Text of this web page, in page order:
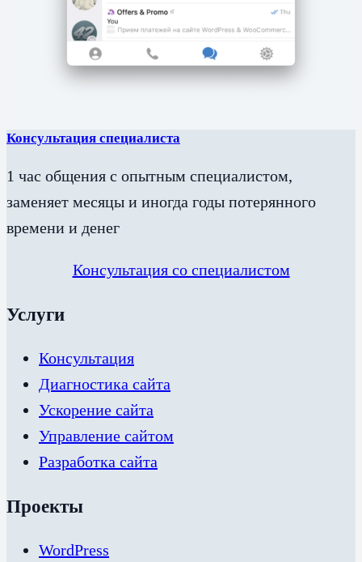
Консультация специалиста
1 час общения с опытным специалистом,
заменяет месяцы и иногда годы потерянного
времени и денег
Консультация со специалистом
Услуги
Консультация
Диагностика сайта
Ускорение сайта
Управление сайтом
Разработка сайта
Проекты
WordPress